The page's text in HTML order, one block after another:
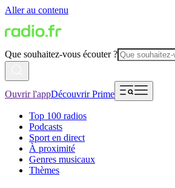
Aller au contenu
Que souhaitez-vous écouter ?
Ouvrir l'appDécouvrir Prime
Top 100 radios
Podcasts
Sport en direct
À proximité
Genres musicaux
Thèmes